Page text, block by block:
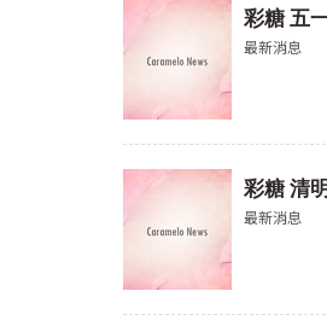
最新消息
最新消息